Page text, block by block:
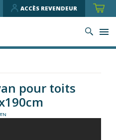
ACCÈS REVENDEUR
pour toits